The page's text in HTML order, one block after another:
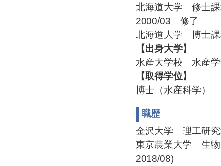
北海道大学 修士
2000/03 修了
北海道大学 博士
【出身大学】
水産大学校 水産
【取得学位】
博士（水産科学）
職歴
金沢大学 理工研
東京農業大学 生
2018/08)